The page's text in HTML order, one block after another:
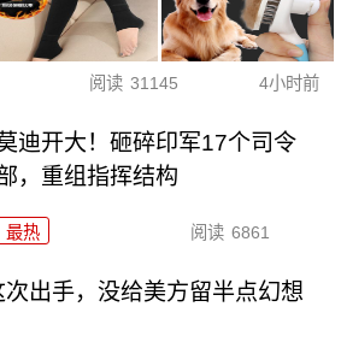
阅读 31145 4小时前
迪开大！砸碎印军17个司令
，重组指挥结构
最热 阅读 6861
出手，没给美方留半点幻想